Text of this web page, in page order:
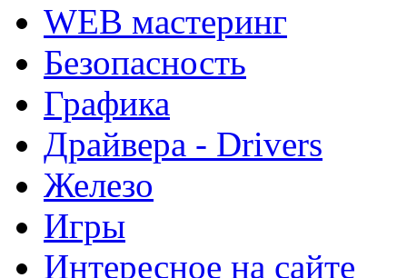
WEB мастеринг
Безопасность
Графика
Драйвера - Drivers
Железо
Игры
Интересное на сайте